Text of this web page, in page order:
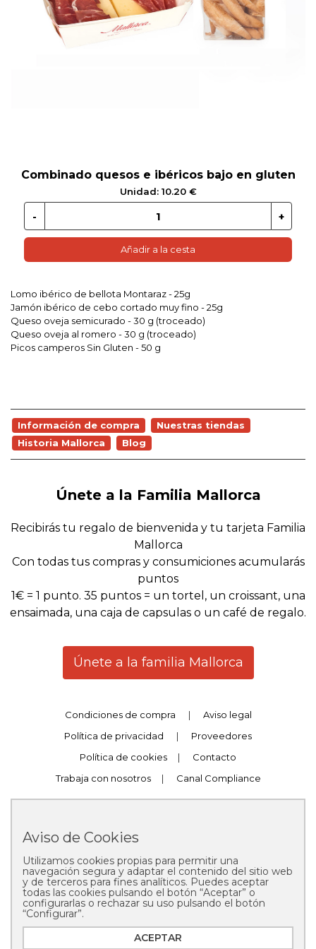
GLUTEN
Combinado quesos e ibéricos bajo en gluten
Unidad: 10.20 €
Añadir a la cesta
Lomo ibérico de bellota Montaraz - 25g
Jamón ibérico de cebo cortado muy fino - 25g
Queso oveja semicurado - 30 g (troceado)
Queso oveja al romero - 30 g (troceado)
Picos camperos Sin Gluten - 50 g
Información de compra
Nuestras tiendas
Historia Mallorca
Blog
Únete a la Familia Mallorca
Recibirás tu regalo de bienvenida y tu tarjeta Familia
Mallorca
Con todas tus compras y consumiciones acumularás
puntos
1€ = 1 punto. 35 puntos = un tortel, un croissant, una
ensaimada, una caja de capsulas o un café de regalo.
Únete a la familia Mallorca
Condiciones de compra |
Aviso legal
Política de privacidad
|
Proveedores
Política de cookies
|
Contacto
Trabaja con nosotros
| Canal Compliance
Copyright © 2025 Pastelería Mallorca
Aviso de Cookies
Utilizamos cookies propias para permitir una
navegación segura y adaptar el contenido del sitio web
y de terceros para fines analíticos. Puedes aceptar
todas las cookies pulsando el botón “Aceptar” o
configurarlas o rechazar su uso pulsando el botón
“Configurar”.
ACEPTAR